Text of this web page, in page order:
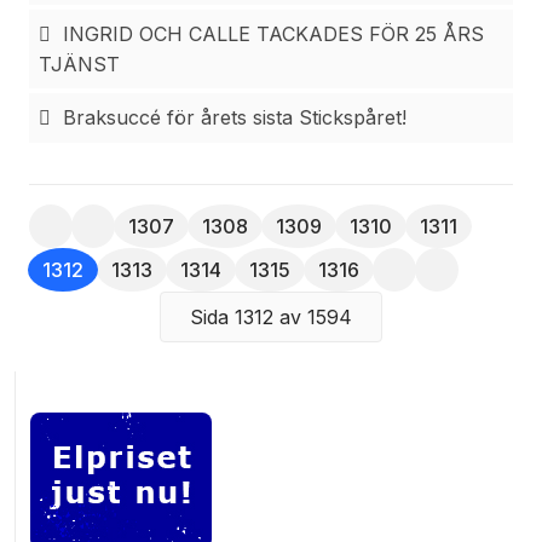
Platsen är Hässleholmsvägen 11 i Vittsjö och
sammankomsten startar klockan 16.
INGRID OCH CALLE TACKADES FÖR 25 ÅRS
TJÄNST
Braksuccé för årets sista Stickspåret!
1307 1308 1309 1310
1311
1312
1313 1314 1315
1316
Sida 1312 av 1594